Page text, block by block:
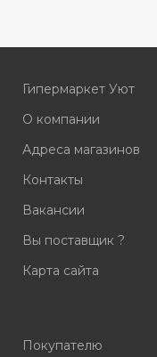
Гипермаркет Уют
О компании
Адреса магазинов
Контакты
Вакансии
Вы поставщик ?
Карта сайта
Покупателю